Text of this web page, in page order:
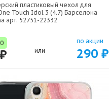
пластиковый чехол для
Touch Idol 3 (4.7) Барселона
арт: 52751-22332
или
по акции
290 ₽